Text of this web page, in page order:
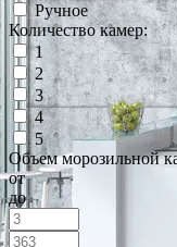
Ручное
Количество камер:
1
2
3
4
5
Объем морозильной
от
до